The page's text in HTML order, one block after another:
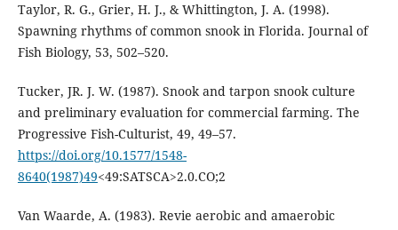
Taylor, R. G., Grier, H. J., & Whittington, J. A. (1998).
Spawning rhythms of common snook in Florida. Journal of
Fish Biology, 53, 502–520.
Tucker, JR. J. W. (1987). Snook and tarpon snook culture
and preliminary evaluation for commercial farming. The
Progressive Fish-Culturist, 49, 49–57.
https://doi.org/10.1577/1548-
8640(1987)49<49:SATSCA>2.0.CO;2
Van Waarde, A. (1983). Revie aerobic and amaerobic